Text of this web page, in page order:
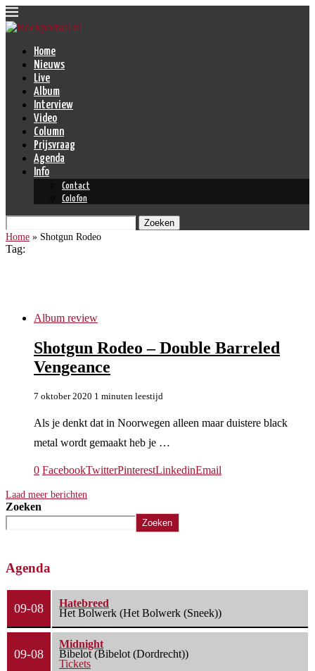
Home
Nieuws
Live
Album
Interview
Video
Column
Prijsvraag
Agenda
Info
Contact
Colofon
Zoeken
Home » Shotgun Rodeo
Tag:
Album review
Shotgun Rodeo – Double Barreled
Vengeance
7 oktober 2020 1 minuten leestijd
Als je denkt dat in Noorwegen alleen maar duistere black
metal wordt gemaakt heb je …
0 FacebookTwitterPinterestLinkedinEmail
Laad meer berichten
Zoeken
Zoeken
Agenda
09-08
Hatebreed
Het Bolwerk (Het Bolwerk (Sneek))
09-08
Midnight
Bibelot (Bibelot (Dordrecht))
Tickets